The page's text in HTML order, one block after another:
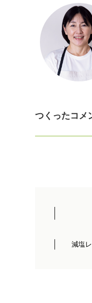
つくったコメ
減塩